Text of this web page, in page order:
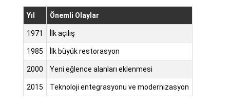
Yıl Önemli Olaylar
1971 İlk açılış
1985 İlk büyük restorasyon
2000 Yeni eğlence alanları eklenmesi
2015 Teknoloji entegrasyonu ve modernizasyon